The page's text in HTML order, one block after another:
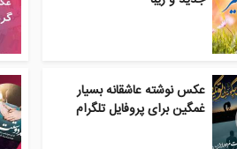
عکس نوشته عاشقانه بسیار
غمگین برای پروفایل تلگرام